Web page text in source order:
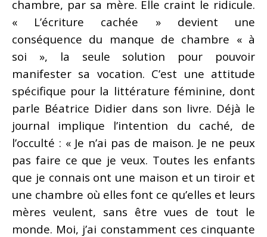
chambre, par sa mère. Elle craint le ridicule.
« L’écriture cachée » devient une
conséquence du manque de chambre « à
soi », la seule solution pour pouvoir
manifester sa vocation. C’est une attitude
spécifique pour la littérature féminine, dont
parle Béatrice Didier dans son livre. Déjà le
journal implique l’intention du caché, de
l’occulté : « Je n’ai pas de maison. Je ne peux
pas faire ce que je veux. Toutes les enfants
que je connais ont une maison et un tiroir et
une chambre où elles font ce qu’elles et leurs
mères veulent, sans être vues de tout le
monde. Moi, j’ai constamment ces cinquante